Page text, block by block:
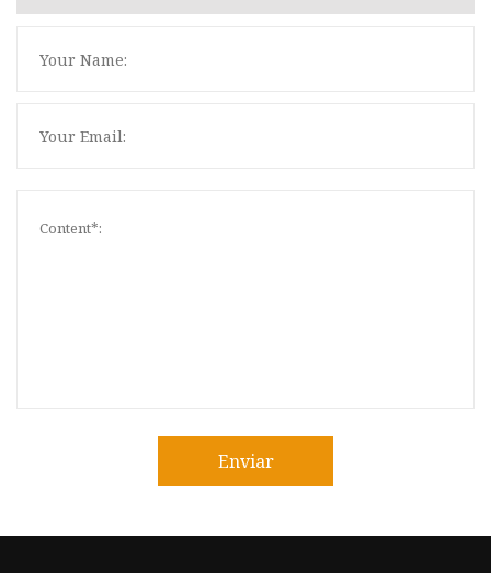
Enviar